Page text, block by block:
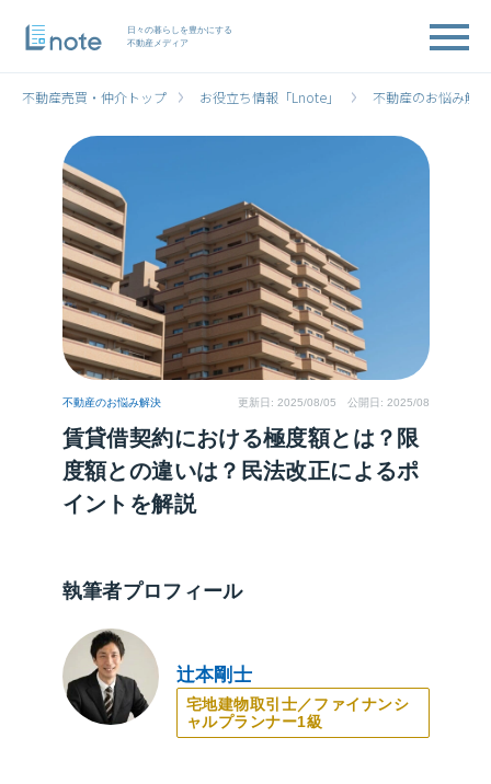
日々の暮らしを豊かにする
不動産メディア
不動産売買・仲介トップ お役立ち情報「Lnote」 不動産のお悩み解決
不動産のお悩み解決 更新日: 2025/08/05 公開日: 2025/08
賃貸借契約における極度額とは？限
度額との違いは？民法改正によるポ
イントを解説
執筆者プロフィール
辻本剛士
宅地建物取引士／ファイナンシ
ャルプランナー1級